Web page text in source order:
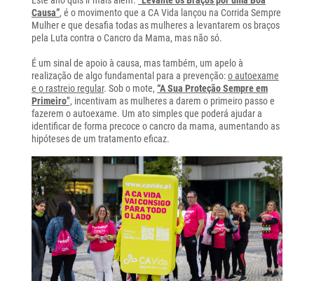
Causa”, é o movimento que a CA Vida lançou na Corrida Sempre
Mulher e que desafia todas as mulheres a levantarem os braços
pela Luta contra o Cancro da Mama, mas não só.
É um sinal de apoio à causa, mas também, um apelo à
realização de algo fundamental para a prevenção:o autoexame
e o rastreio regular. Sob o mote, “A Sua Proteção Sempre em
Primeiro”, incentivam as mulheres a darem o primeiro passo e
fazerem o autoexame. Um ato simples que poderá ajudar a
identificar de forma precoce o cancro da mama, aumentando as
hipóteses de um tratamento eficaz.